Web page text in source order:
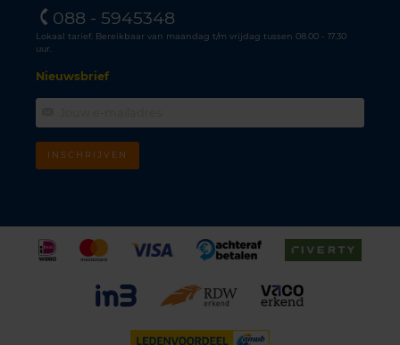
088 - 5945348
Lokaal tarief. Bereikbaar van maandag t/m vrijdag tussen 08.00 - 17.30
uur.
Nieuwsbrief
INSCHRIJVEN